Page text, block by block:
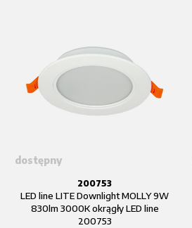
dostępny
200753
LED line LITE Downlight MOLLY 9W
830lm 3000K okrągły LED line
200753